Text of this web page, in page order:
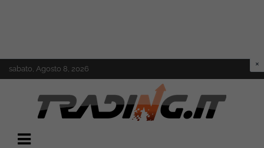
to
sabato, Agosto 8, 2026
Trading.it